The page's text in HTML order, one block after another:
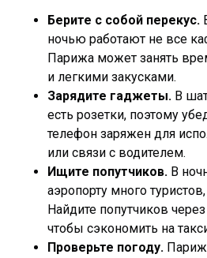
Берите с собой перекус.
ночью работают не все
Парижа может занять
и легкими закусками.
Зарядите гаджеты. В
есть розетки, поэтому
телефон заряжен для
или связи с водителем.
Ищите попутчиков. В
аэропорту много
Найдите попутчиков
чтобы сэкономить на
Проверьте погоду.